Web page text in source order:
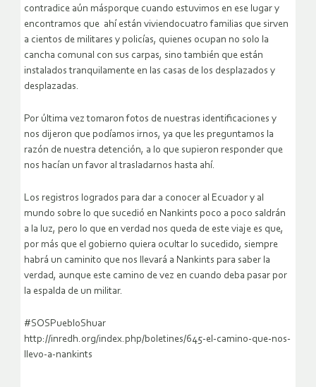
contradice aún másporque cuando estuvimos en ese lugar y
encontramos que ahí están viviendocuatro familias que sirven
a cientos de militares y policías, quienes ocupan no solo la
cancha comunal con sus carpas, sino también que están
instalados tranquilamente en las casas de los desplazados y
desplazadas.
Por última vez tomaron fotos de nuestras identificaciones y
nos dijeron que podíamos irnos, ya que les preguntamos la
razón de nuestra detención, a lo que supieron responder que
nos hacían un favor al trasladarnos hasta ahí.
Los registros logrados para dar a conocer al Ecuador y al
mundo sobre lo que sucedió en Nankints poco a poco saldrán
a la luz, pero lo que en verdad nos queda de este viaje es que,
por más que el gobierno quiera ocultar lo sucedido, siempre
habrá un caminito que nos llevará a Nankints para saber la
verdad, aunque este camino de vez en cuando deba pasar por
la espalda de un militar.
#SOSPuebloShuar
http://inredh.org/index.php/boletines/645-el-camino-que-nos-
llevo-a-nankints